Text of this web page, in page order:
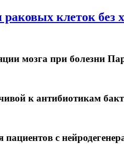
клеток без
мозга при болезни
к антибиотикам
с